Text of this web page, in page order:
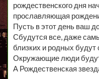
рождественского дня
прославляющая
Пусть в этот день ваш
Сбудутся все, даже
близких и родных
Окружающие люди
А Рождественская